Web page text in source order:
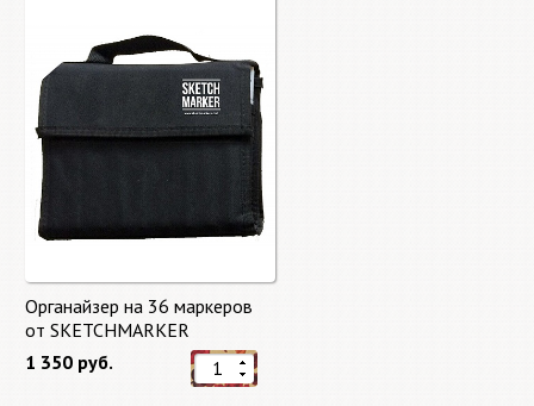
Органайзер на 36 маркеров
от SKETCHMARKER
1 350 руб.